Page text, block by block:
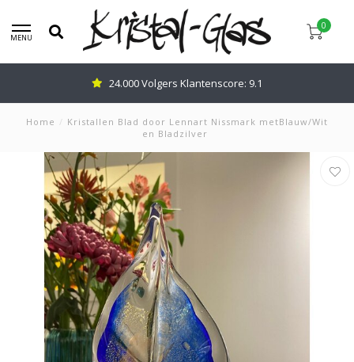
MENU
0
24.000 Volgers Klantenscore: 9.1
Home / Kristallen Blad door Lennart Nissmark metBlauw/Wit
en Bladzilver